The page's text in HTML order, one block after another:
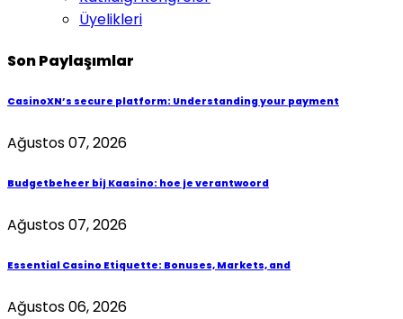
Üyelikleri
Son Paylaşımlar
CasinoXN’s secure platform: Understanding your payment
Ağustos 07, 2026
Budgetbeheer bij Kaasino: hoe je verantwoord
Ağustos 07, 2026
Essential Casino Etiquette: Bonuses, Markets, and
Ağustos 06, 2026